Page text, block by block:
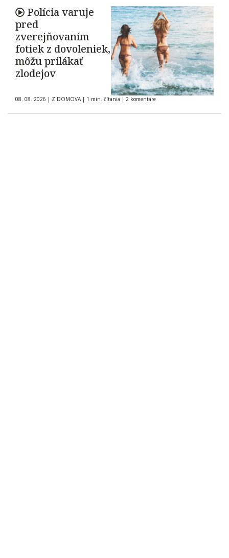
Polícia varuje
pred
zverejňovaním
fotiek z dovoleniek,
môžu prilákať
zlodejov
08. 08. 2026 | Z DOMOVA | 1 min. čítania | 2 komentáre